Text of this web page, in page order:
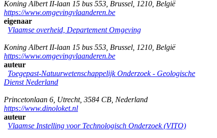
Koning Albert II-laan 15 bus 553 Brussel 1210 België
https://www.omgevingvlaanderen.be
eigenaar
Vlaamse overheid, Departement Omgeving
Koning Albert II-laan 15 bus 553 Brussel 1210 België
https://www.omgevingvlaanderen.be
auteur
Toegepast-Natuurwetenschappelijk Onderzoek - Geologische
Dienst Nederland
Princetonlaan 6 Utrecht, 3584 CB Nederland
https://www.dinoloket.nl
auteur
Vlaamse Instelling voor Technologisch Onderzoek (VITO)